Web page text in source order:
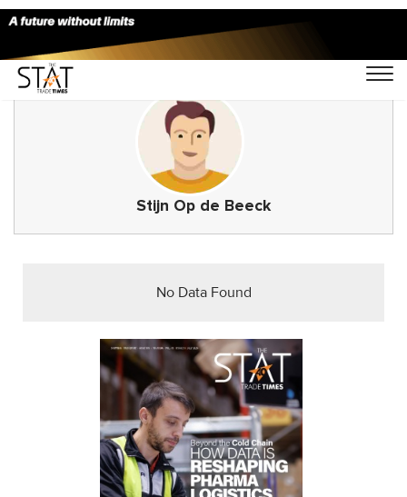
Stijn Op de Beeck
No Data Found